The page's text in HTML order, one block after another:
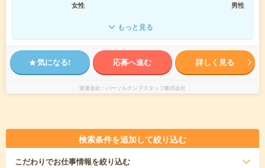
女性
男性
もっと見る
気になる! 応募へ進む 詳しく見る
派遣会社 パーソルテンプスタッフ株式会社
検索条件を追加して絞り込む
こだわりでお仕事情報を絞り込む